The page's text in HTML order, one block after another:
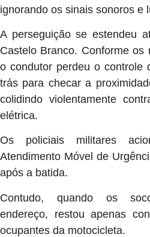
ignorando os sinais sonoros e
A perseguição se estendeu
Castelo Branco. Conforme os
o condutor perdeu o controle
trás para checar a
colidindo violentamente
elétrica.
Os policiais militares
Atendimento Móvel de
após a batida.
Contudo, quando os
endereço, restou apenas
ocupantes da motocicleta.